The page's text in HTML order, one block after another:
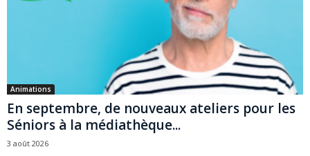
Animations
En septembre, de nouveaux ateliers pour les
Séniors à la médiathèque...
3 août 2026